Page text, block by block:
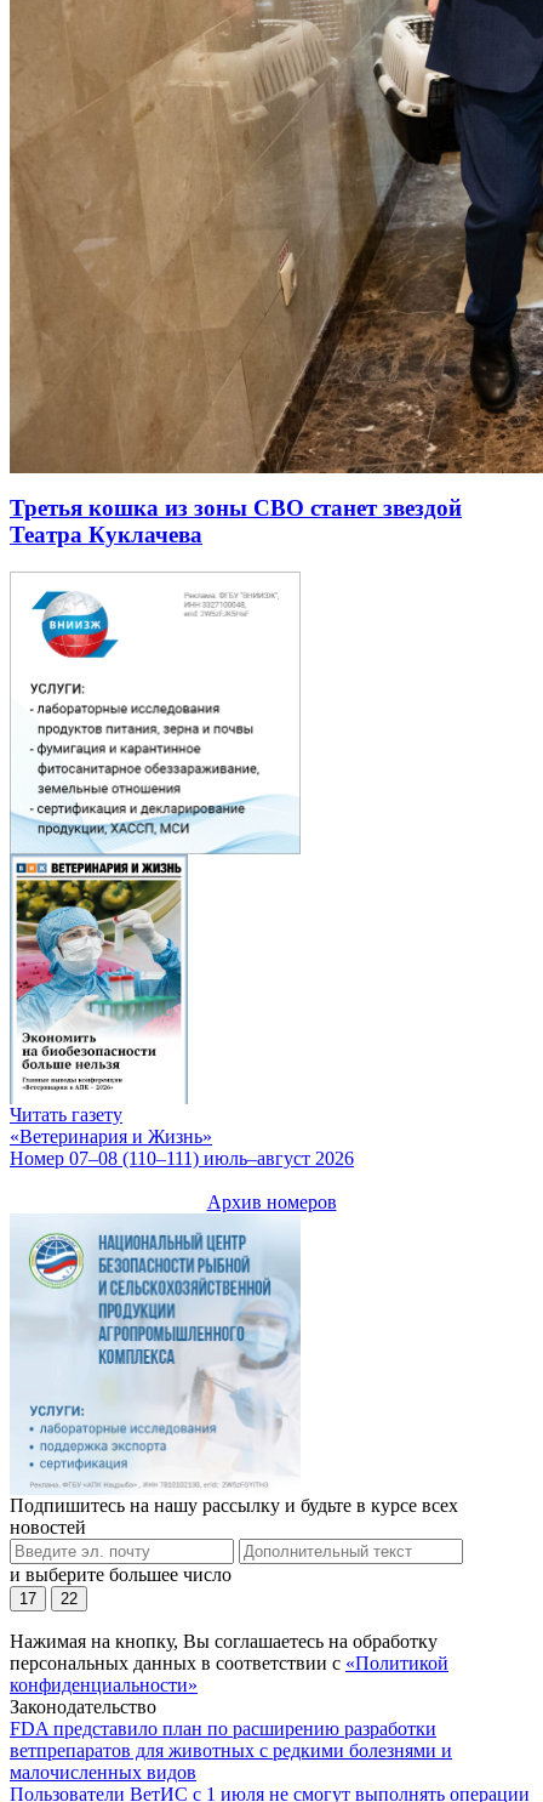
Третья кошка из зоны СВО станет звездой
Театра Куклачева
Читать газету
«Ветеринария и Жизнь»
Номер 07–08 (110–111) июль–август 2026
Архив номеров
Подпишитесь на нашу рассылку и будьте в курсе всех
новостей
и выберите большее число
17 22
Нажимая на кнопку, Вы соглашаетесь на обработку
персональных данных в соответствии с «Политикой
конфиденциальности»
Законодательство
FDA представило план по расширению разработки
ветпрепаратов для животных с редкими болезнями и
малочисленных видов
Пользователи ВетИС с 1 июля не смогут выполнять операции